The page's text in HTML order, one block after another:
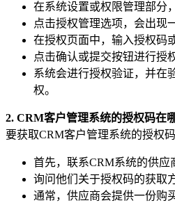
在系统设置或权限管理部分
点击授权管理选项，会出现
在授权页面中，输入授权码
点击确认或提交按钮进行授
系统会进行授权验证，并在
权。
2. CRM客户管理系统的授权码在
要获取CRM客户管理系统的授权
首先，联系CRM系统的供应
询问他们关于授权码的获取
通常，供应商会提供一份购